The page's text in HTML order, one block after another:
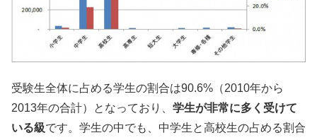
受験生全体に占める学生の割合は90.6%（2010年から
2013年の合計）となっており、 学生が非常に多く受けて
いる級です。学生の中でも、中学生と高校生の占める割合